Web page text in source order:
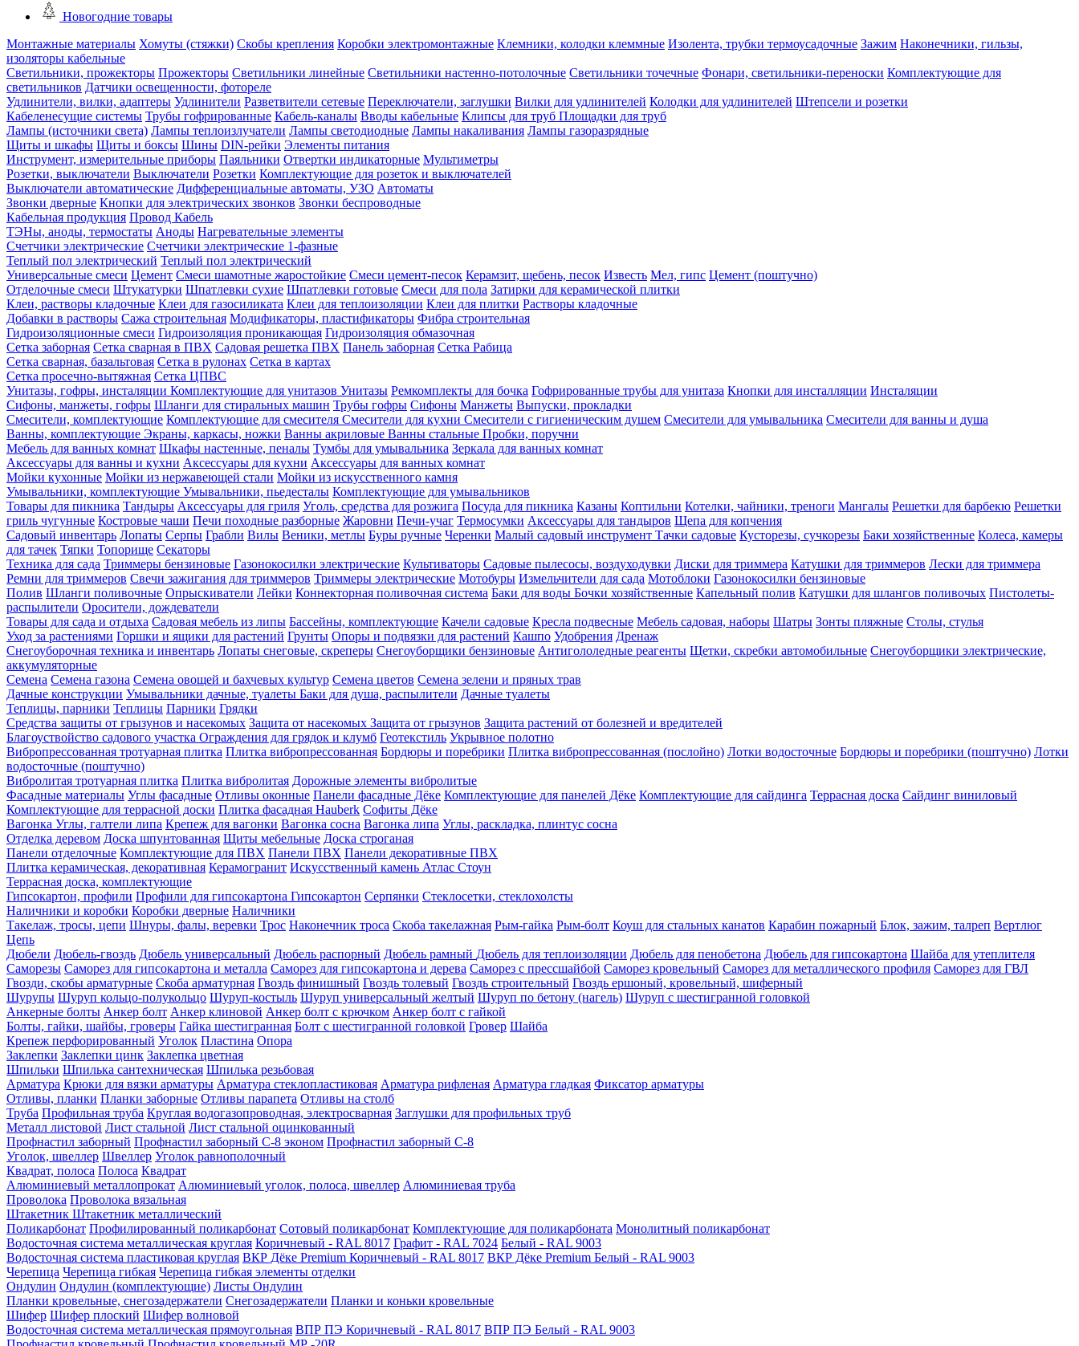
Новогодние товары
Монтажные материалы Хомуты (стяжки) Скобы крепления Коробки электромонтажные Клемники, колодки клеммные Изолента, трубки термоусадочные Зажим Наконечники, гильзы,
изоляторы кабельные
Светильники, прожекторы Прожекторы Светильники линейные Светильники настенно-потолочные Светильники точечные Фонари, светильники-переноски Комплектующие для
светильников Датчики освещенности, фотореле
Удлинители, вилки, адаптеры Удлинители Разветвители сетевые Переключатели, заглушки Вилки для удлинителей Колодки для удлинителей Штепсели и розетки
Кабеленесущие системы Трубы гофрированные Кабель-каналы Вводы кабельные Клипсы для труб Площадки для труб
Лампы (источники света) Лампы теплоизлучатели Лампы светодиодные Лампы накаливания Лампы газоразрядные
Щиты и шкафы Щиты и боксы Шины DIN-рейки Элементы питания
Инструмент, измерительные приборы Паяльники Отвертки индикаторные Мультиметры
Розетки, выключатели Выключатели Розетки Комплектующие для розеток и выключателей
Выключатели автоматические Дифференциальные автоматы, УЗО Автоматы
Звонки дверные Кнопки для электрических звонков Звонки беспроводные
Кабельная продукция Провод Кабель
ТЭНы, аноды, термостаты Аноды Нагревательные элементы
Счетчики электрические Счетчики электрические 1-фазные
Теплый пол электрический Теплый пол электрический
Универсальные смеси Цемент Смеси шамотные жаростойкие Смеси цемент-песок Керамзит, щебень, песок Известь Мел, гипс Цемент (поштучно)
Отделочные смеси Штукатурки Шпатлевки сухие Шпатлевки готовые Смеси для пола Затирки для керамической плитки
Клеи, растворы кладочные Клеи для газосиликата Клеи для теплоизоляции Клеи для плитки Растворы кладочные
Добавки в растворы Сажа строительная Модификаторы, пластификаторы Фибра строительная
Гидроизоляционные смеси Гидроизоляция проникающая Гидроизоляция обмазочная
Сетка заборная Сетка сварная в ПВХ Садовая решетка ПВХ Панель заборная Сетка Рабица
Сетка сварная, базальтовая Сетка в рулонах Сетка в картах
Сетка просечно-вытяжная Сетка ЦПВС
Унитазы, гофры, инсталяции Комплектующие для унитазов Унитазы Ремкомплекты для бочка Гофрированные трубы для унитаза Кнопки для инсталляции Инсталяции
Сифоны, манжеты, гофры Шланги для стиральных машин Трубы гофры Сифоны Манжеты Выпуски, прокладки
Смесители, комплектующие Комплектующие для смесителя Смесители для кухни Смесители с гигиеническим душем Смесители для умывальника Смесители для ванны и душа
Ванны, комплектующие Экраны, каркасы, ножки Ванны акриловые Ванны стальные Пробки, поручни
Мебель для ванных комнат Шкафы настенные, пеналы Тумбы для умывальника Зеркала для ванных комнат
Аксессуары для ванны и кухни Аксессуары для кухни Аксессуары для ванных комнат
Мойки кухонные Мойки из нержавеющей стали Мойки из искусственного камня
Умывальники, комплектующие Умывальники, пьедесталы Комплектующие для умывальников
Товары для пикника Тандыры Аксессуары для гриля Уголь, средства для розжига Посуда для пикника Казаны Коптильни Котелки, чайники, треноги Мангалы Решетки для барбекю Решетки
гриль чугунные Костровые чаши Печи походные разборные Жаровни Печи-учаг Термосумки Аксессуары для тандыров Щепа для копчения
Садовый инвентарь Лопаты Серпы Грабли Вилы Веники, метлы Буры ручные Черенки Малый садовый инструмент Тачки садовые Кусторезы, сучкорезы Баки хозяйственные Колеса, камеры
для тачек Тяпки Топорище Секаторы
Техника для сада Триммеры бензиновые Газонокосилки электрические Культиваторы Садовые пылесосы, воздуходувки Диски для триммера Катушки для триммеров Лески для триммера
Ремни для триммеров Свечи зажигания для триммеров Триммеры электрические Мотобуры Измельчители для сада Мотоблоки Газонокосилки бензиновые
Полив Шланги поливочные Опрыскиватели Лейки Коннекторная поливочная система Баки для воды Бочки хозяйственные Капельный полив Катушки для шлангов поливочых Пистолеты-
распылители Оросители, дождеватели
Товары для сада и отдыха Садовая мебель из липы Бассейны, комплектующие Качели садовые Кресла подвесные Мебель садовая, наборы Шатры Зонты пляжные Столы, стулья
Уход за растениями Горшки и ящики для растений Грунты Опоры и подвязки для растений Кашпо Удобрения Дренаж
Снегоуборочная техника и инвентарь Лопаты снеговые, скреперы Снегоуборщики бензиновые Антигололедные реагенты Щетки, скребки автомобильные Снегоуборщики электрические,
аккумуляторные
Семена Семена газона Семена овощей и бахчевых культур Семена цветов Семена зелени и пряных трав
Дачные конструкции Умывальники дачные, туалеты Баки для душа, распылители Дачные туалеты
Теплицы, парники Теплицы Парники Грядки
Средства защиты от грызунов и насекомых Защита от насекомых Защита от грызунов Защита растений от болезней и вредителей
Благоуствойство садового участка Ограждения для грядок и клумб Геотекстиль Укрывное полотно
Вибропрессованная тротуарная плитка Плитка вибропрессованная Бордюры и поребрики Плитка вибропрессованная (послойно) Лотки водосточные Бордюры и поребрики (поштучно) Лотки
водосточные (поштучно)
Вибролитая тротуарная плитка Плитка вибролитая Дорожные элементы вибролитые
Фасадные материалы Углы фасадные Отливы оконные Панели фасадные Дёке Комплектующие для панелей Дёке Комплектующие для сайдинга Террасная доска Сайдинг виниловый
Комплектующие для террасной доски Плитка фасадная Hauberk Софиты Дёке
Вагонка Углы, галтели липа Крепеж для вагонки Вагонка сосна Вагонка липа Углы, раскладка, плинтус сосна
Отделка деревом Доска шпунтованная Щиты мебельные Доска строганая
Панели отделочные Комплектующие для ПВХ Панели ПВХ Панели декоративные ПВХ
Плитка керамическая, декоративная Керамогранит Искусственный камень Атлас Стоун
Террасная доска, комплектующие
Гипсокартон, профили Профили для гипсокартона Гипсокартон Серпянки Стеклосетки, стеклохолсты
Наличники и коробки Коробки дверные Наличники
Такелаж, тросы, цепи Шнуры, фалы, веревки Трос Наконечник троса Скоба такелажная Рым-гайка Рым-болт Коуш для стальных канатов Карабин пожарный Блок, зажим, талреп Вертлюг
Цепь
Дюбели Дюбель-гвоздь Дюбель универсальный Дюбель распорный Дюбель рамный Дюбель для теплоизоляции Дюбель для пенобетона Дюбель для гипсокартона Шайба для утеплителя
Саморезы Саморез для гипсокартона и металла Саморез для гипсокартона и дерева Саморез с прессшайбой Саморез кровельный Саморез для металлического профиля Саморез для ГВЛ
Гвозди, скобы арматурные Скоба арматурная Гвоздь финишный Гвоздь толевый Гвоздь строительный Гвоздь ершоный, кровельный, шиферный
Шурупы Шуруп кольцо-полукольцо Шуруп-костыль Шуруп универсальный желтый Шуруп по бетону (нагель) Шуруп с шестигранной головкой
Анкерные болты Анкер болт Анкер клиновой Анкер болт с крючком Анкер болт с гайкой
Болты, гайки, шайбы, гроверы Гайка шестигранная Болт c шестигранной головкой Гровер Шайба
Крепеж перфорированный Уголок Пластина Опора
Заклепки Заклепки цинк Заклепка цветная
Шпильки Шпилька сантехническая Шпилька резьбовая
Арматура Крюки для вязки арматуры Арматура стеклопластиковая Арматура рифленая Арматура гладкая Фиксатор арматуры
Отливы, планки Планки заборные Отливы парапета Отливы на столб
Труба Профильная труба Круглая водогазопроводная, электросварная Заглушки для профильных труб
Металл листовой Лист стальной Лист стальной оцинкованный
Профнастил заборный Профнастил заборный С-8 эконом Профнастил заборный С-8
Уголок, швеллер Швеллер Уголок равнополочный
Квадрат, полоса Полоса Квадрат
Алюминиевый металлопрокат Алюминиевый уголок, полоса, швеллер Алюминиевая труба
Проволока Проволока вязальная
Штакетник Штакетник металлический
Поликарбонат Профилированный поликарбонат Сотовый поликарбонат Комплектующие для поликарбоната Монолитный поликарбонат
Водосточная система металлическая круглая Коричневый - RAL 8017 Графит - RAL 7024 Белый - RAL 9003
Водосточная система пластиковая круглая ВКР Дёке Premium Коричневый - RAL 8017 ВКР Дёке Premium Белый - RAL 9003
Черепица Черепица гибкая Черепица гибкая элементы отделки
Ондулин Ондулин (комплектующие) Листы Ондулин
Планки кровельные, снегозадержатели Снегозадержатели Планки и коньки кровельные
Шифер Шифер плоский Шифер волновой
Водосточная система металлическая прямоугольная ВПР ПЭ Коричневый - RAL 8017 ВПР ПЭ Белый - RAL 9003